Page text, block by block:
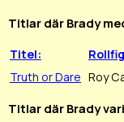
Titlar där Brady
Titel:
Truth or Dare Roy
Titlar där Brady